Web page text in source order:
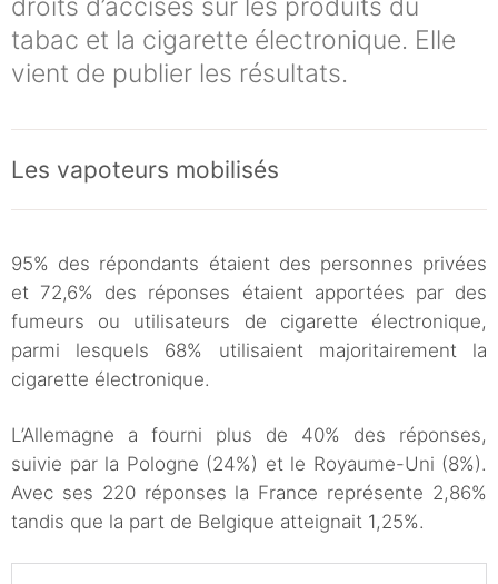
droits d’accises sur les produits du
tabac et la cigarette électronique. Elle
vient de publier les résultats.
Les vapoteurs mobilisés
95% des répondants étaient des personnes privées
et 72,6% des réponses étaient apportées par des
fumeurs ou utilisateurs de cigarette électronique,
parmi lesquels 68% utilisaient majoritairement la
cigarette électronique.
L’Allemagne a fourni plus de 40% des réponses,
suivie par la Pologne (24%) et le Royaume-Uni (8%).
Avec ses 220 réponses la France représente 2,86%
tandis que la part de Belgique atteignait 1,25%.